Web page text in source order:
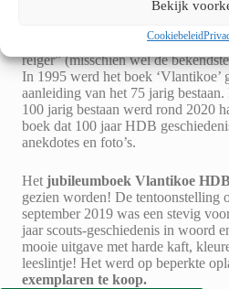
Bekijk
Cookiebeleid
: dozen vol verslagen,
handgeschreven verslagboek met
reiger” (misschien wel de
In 1995 werd het boek ‘Vlantikoe’
aanleiding van het 75 jarig
100 jarig bestaan werd rond 2020
boek dat 100 jaar HDB
anekdotes en foto’s.
Het jubileumboek Vlantikoe
gezien worden! De tentoonstelling
september 2019 was een stevig
jaar scouts-geschiedenis in woord
mooie uitgave met harde kaft,
leeslintje! Het werd op beperkte
exemplaren te koop.